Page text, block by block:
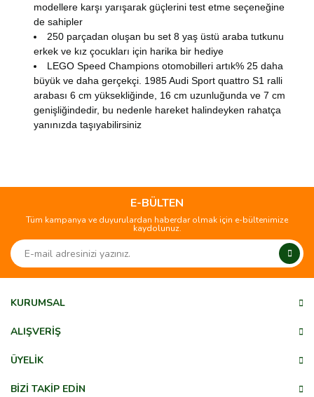
modellere karşı yarışarak güçlerini test etme seçeneğine
de sahipler
250 parçadan oluşan bu set 8 yaş üstü araba tutkunu
erkek ve kız çocukları için harika bir hediye
LEGO Speed ​​Champions otomobilleri artık% 25 daha
büyük ve daha gerçekçi. 1985 Audi Sport quattro S1 ralli
arabası 6 cm yüksekliğinde, 16 cm uzunluğunda ve 7 cm
genişliğindedir, bu nedenle hareket halindeyken rahatça
yanınızda taşıyabilirsiniz
Yorum Yaz
kullanarak tarafımıza iletebilirsiniz.
Görüş ve önerileriniz için teşekkür ederiz.
Ürün açıklamasında eksik bilgiler bulunuyor.
Ürün bilgilerinde hatalar bulunuyor.
E-BÜLTEN
Tüm kampanya ve duyurulardan haberdar olmak için e-bültenimize
kaydolunuz.
KURUMSAL
ALIŞVERİŞ
ÜYELİK
BİZİ TAKİP EDİN